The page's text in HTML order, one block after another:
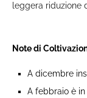
leggera riduzione
Note di
A dicembre
A febbraio è